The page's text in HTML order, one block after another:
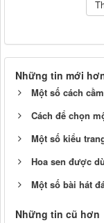
Những tin mới
Một số cách
Cách để chọn
Một số kiểu
Hoa sen được
Một số bài hát
Những tin cũ hơn